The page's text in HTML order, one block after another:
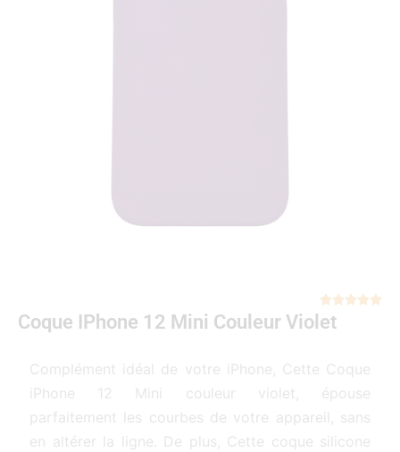

Coque IPhone 12 Mini Couleur Violet
Complément idéal de votre iPhone, Cette Coque
iPhone 12 Mini couleur violet, épouse
parfaitement les courbes de votre appareil, sans
en altérer la ligne. De plus, Cette coque silicone